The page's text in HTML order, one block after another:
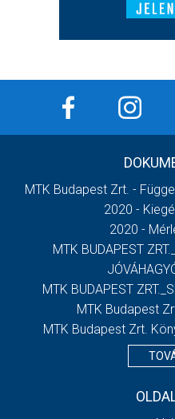
MTK Budapest Zrt. -
2020 -
2020 -
MTK BUDAPEST
MTK BUDAPEST
MTK Budapest
MTK Budapest Zrt.